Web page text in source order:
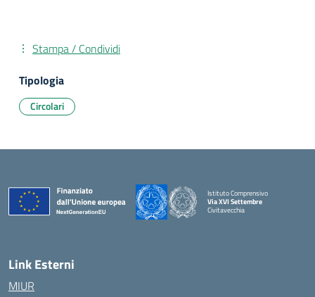
Stampa / Condividi
Tipologia
Circolari
Istituto Comprensivo
Via XVI Settembre
Civitavecchia
Link Esterni
MIUR